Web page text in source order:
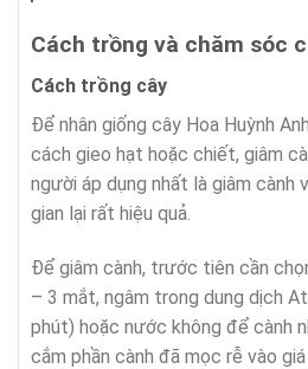
Cách trồng và chăm sóc
Cách trồng cây
Để nhân giống cây Hoa Huỳnh
cách gieo hạt hoặc chiết, giâm
người áp dụng nhất là giâm cành
gian lại rất hiệu quả.
Để giâm cành, trước tiên cần
– 3 mắt, ngâm trong dung dịch
phút) hoặc nước không để cành
cắm phần cành đã mọc rễ vào